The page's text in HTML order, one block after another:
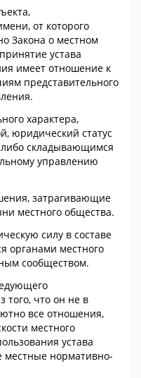
от которого
Закона о местном
устава
имеет отношение к
представительного
характера,
юридический статус
складывающимся
управлению
затрагивающие
местного общества.
силу в составе
органами местного
сообществом.
того, что он не в
все отношения,
местного
устава
местные нормативно-